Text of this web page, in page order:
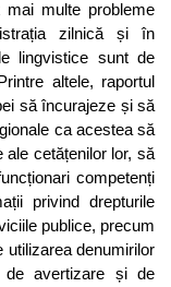
multe probleme
zilnică și în
lingvistice sunt de
altele, raportul
să încurajeze și să
ca acestea să
ale cetățenilor lor, să
competenți
privind drepturile
publice, precum
utilizarea denumirilor
de avertizare și de